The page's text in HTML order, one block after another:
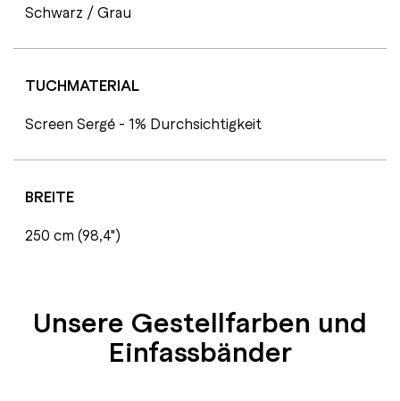
Schwarz / Grau
TUCHMATERIAL
Screen Sergé - 1% Durchsichtigkeit
BREITE
250 cm (98,4")
Unsere Gestellfarben und
Einfassbänder